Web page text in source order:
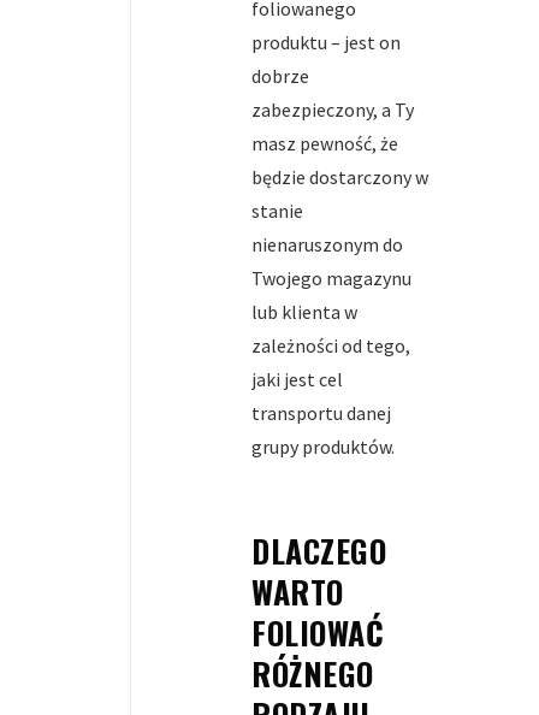
foliowanego
produktu – jest on
dobrze
zabezpieczony, a Ty
masz pewność, że
będzie dostarczony w
stanie
nienaruszonym do
Twojego magazynu
lub klienta w
zależności od tego,
jaki jest cel
transportu danej
grupy produktów.
DLACZEGO
WARTO
FOLIOWAĆ
RÓŻNEGO